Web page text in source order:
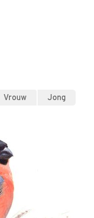
Vrouw Jong